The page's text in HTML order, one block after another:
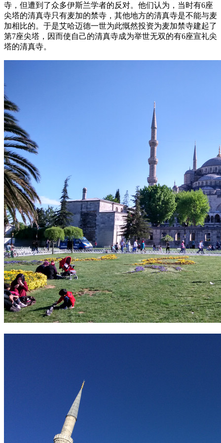
寺，但遭到了众多伊斯兰学者的反对。他们认为，当时有6座
尖塔的清真寺只有麦加的禁寺，其他地方的清真寺是不能与麦
加相比的。于是艾哈迈德一世为此慨然投资为麦加禁寺建起了
第7座尖塔，因而使自己的清真寺成为举世无双的有6座宣礼尖
塔的清真寺。